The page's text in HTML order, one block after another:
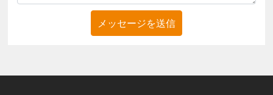
メッセージを送信